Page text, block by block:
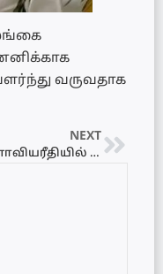
வருவதாக
NEXT
நாடளாவியரீதியில் நேற்றையதினம் (09) இடம்பெற்ற மீலாதுன் நபி விழா